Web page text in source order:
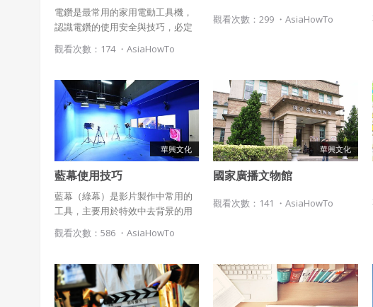
電鑽是最常用的家用電動工具機，
認識電鑽的使用安全與技巧，必定
能讓您工作時事半功倍。
觀看次數：174 ・ AsiaHowTo
觀看次數：299 ・AsiaHowTo
華興文化
藍幕使用技巧
藍幕（綠幕）是影片製作中常用的
工具，主要用於特效中去背景的用
途，由於現代電影製作中，去背是
十分常用的技巧，所以藍幕的相關
的常識。本文將介紹藍幕的基本知
識、使用技巧以及相關的應用。
觀看次數：586 ・ AsiaHowTo
華興文化
國家廣播文物館
觀看次數：141 ・AsiaHowTo
六、終
七、合
雙方